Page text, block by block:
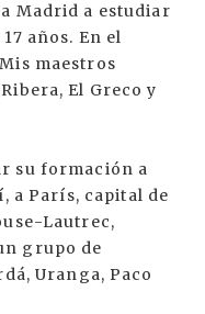
Madrid a estudiar
años. En el
maestros
El Greco y
su formación a
a París, capital de
Lautrec,
grupo de
Uranga, Paco